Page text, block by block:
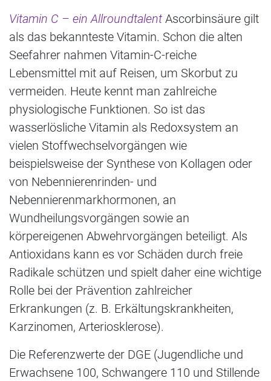
Vitamin C – ein Allroundtalent Ascorbinsäure gilt
als das bekannteste Vitamin. Schon die alten
Seefahrer nahmen Vitamin-C-reiche
Lebensmittel mit auf Reisen, um Skorbut zu
vermeiden. Heute kennt man zahlreiche
physiologische Funktionen. So ist das
wasserlösliche Vitamin als Redoxsystem an
vielen Stoffwechselvorgängen wie
beispielsweise der Synthese von Kollagen oder
von Nebennierenrinden- und
Nebennierenmarkhormonen, an
Wundheilungsvorgängen sowie an
körpereigenen Abwehrvorgängen beteiligt. Als
Antioxidans kann es vor Schäden durch freie
Radikale schützen und spielt daher eine wichtige
Rolle bei der Prävention zahlreicher
Erkrankungen (z. B. Erkältungskrankheiten,
Karzinomen, Arteriosklerose).
Die Referenzwerte der DGE (Jugendliche und
Erwachsene 100, Schwangere 110 und Stillende